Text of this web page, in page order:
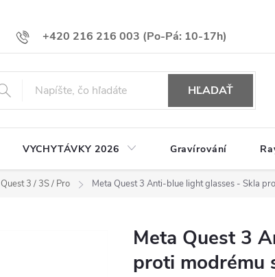
+420 216 216 003
HĽADAŤ
VYCHYTÁVKY 2026 Gravírování
Quest 3 / 3S / Pro Meta Quest 3 Anti-blue light glasses - Skla
Meta Quest 3
proti modrému